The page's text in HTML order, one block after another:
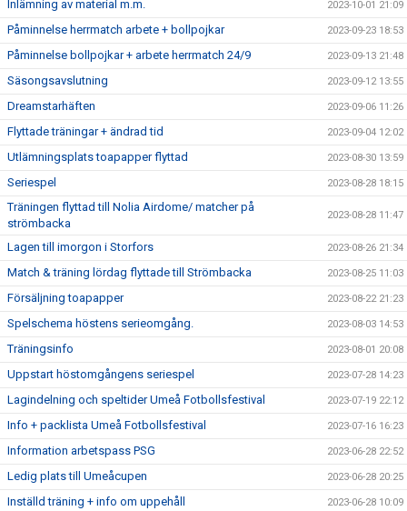
Inlämning av material m.m. 2023-10-01 21:09
Påminnelse herrmatch arbete + bollpojkar 2023-09-23 18:53
Påminnelse bollpojkar + arbete herrmatch 24/9 2023-09-13 21:48
Säsongsavslutning 2023-09-12 13:55
Dreamstarhäften 2023-09-06 11:26
Flyttade träningar + ändrad tid 2023-09-04 12:02
Utlämningsplats toapapper flyttad 2023-08-30 13:59
Seriespel 2023-08-28 18:15
Träningen flyttad till Nolia Airdome/ matcher på
strömbacka
2023-08-28 11:47
Lagen till imorgon i Storfors 2023-08-26 21:34
Match & träning lördag flyttade till Strömbacka 2023-08-25 11:03
Försäljning toapapper 2023-08-22 21:23
Spelschema höstens serieomgång. 2023-08-03 14:53
Träningsinfo 2023-08-01 20:08
Uppstart höstomgångens seriespel 2023-07-28 14:23
Lagindelning och speltider Umeå Fotbollsfestival 2023-07-19 22:12
Info + packlista Umeå Fotbollsfestival 2023-07-16 16:23
Information arbetspass PSG 2023-06-28 22:52
Ledig plats till Umeåcupen 2023-06-28 20:25
Inställd träning + info om uppehåll 2023-06-28 10:09